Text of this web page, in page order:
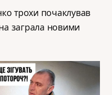
трохи почаклував
заграла новими